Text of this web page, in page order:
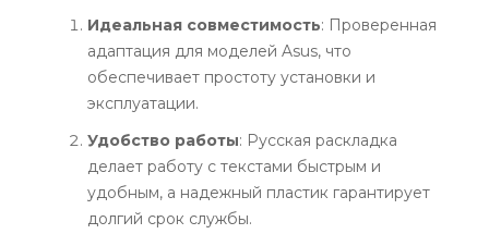
Идеальная совместимость: Проверенная
адаптация для моделей Asus, что
обеспечивает простоту установки и
эксплуатации.
Удобство работы: Русская раскладка
делает работу с текстами быстрым и
удобным, а надежный пластик гарантирует
долгий срок службы.